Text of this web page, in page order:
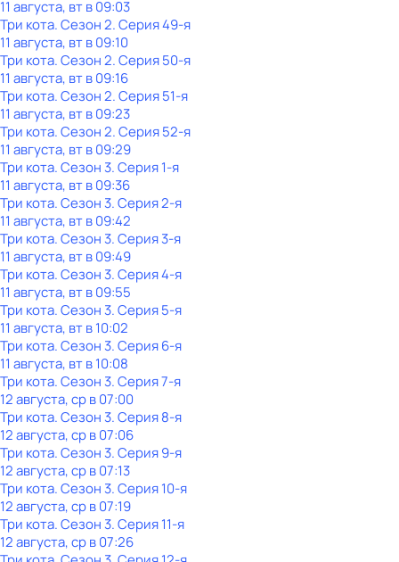
11 августа, вт в 09:03
Три кота. Сезон 2. Серия 49-я
11 августа, вт в 09:10
Три кота. Сезон 2. Серия 50-я
11 августа, вт в 09:16
Три кота. Сезон 2. Серия 51-я
11 августа, вт в 09:23
Три кота. Сезон 2. Серия 52-я
11 августа, вт в 09:29
Три кота. Сезон 3. Серия 1-я
11 августа, вт в 09:36
Три кота. Сезон 3. Серия 2-я
11 августа, вт в 09:42
Три кота. Сезон 3. Серия 3-я
11 августа, вт в 09:49
Три кота. Сезон 3. Серия 4-я
11 августа, вт в 09:55
Три кота. Сезон 3. Серия 5-я
11 августа, вт в 10:02
Три кота. Сезон 3. Серия 6-я
11 августа, вт в 10:08
Три кота. Сезон 3. Серия 7-я
12 августа, ср в 07:00
Три кота. Сезон 3. Серия 8-я
12 августа, ср в 07:06
Три кота. Сезон 3. Серия 9-я
12 августа, ср в 07:13
Три кота. Сезон 3. Серия 10-я
12 августа, ср в 07:19
Три кота. Сезон 3. Серия 11-я
12 августа, ср в 07:26